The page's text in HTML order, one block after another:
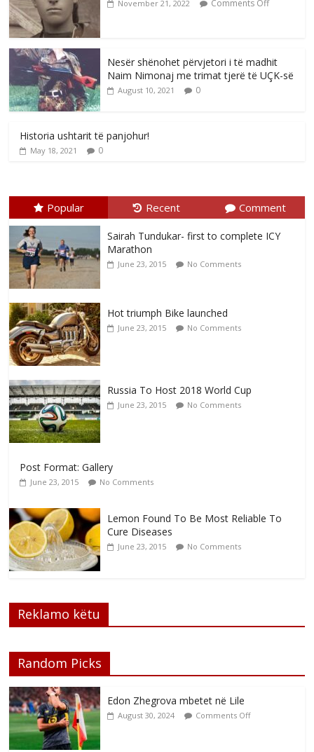
November 21, 2022 Comments Off
Nesër shënohet përvjetori i të madhit
Naim Nimonaj me trimat tjerë të UÇK-së
August 10, 2021 0
Historia ushtarit të panjohur!
May 18, 2021 0
Popular Recent Comment
Sairah Tundukar- first to complete ICY
Marathon
June 23, 2015 No Comments
Hot triumph Bike launched
June 23, 2015 No Comments
Russia To Host 2018 World Cup
June 23, 2015 No Comments
Post Format: Gallery
June 23, 2015 No Comments
Lemon Found To Be Most Reliable To
Cure Diseases
June 23, 2015 No Comments
Reklamo këtu
Random Picks
Edon Zhegrova mbetet në Lile
August 30, 2024 Comments Off